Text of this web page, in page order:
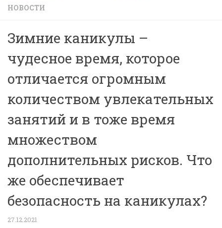
НОВОСТИ
Зимние каникулы –
чудесное время, которое
отличается огромным
количеством увлекательных
занятий и в тоже время
множеством
дополнительных рисков. Что
же обеспечивает
безопасность на каникулах?
27.12.2021